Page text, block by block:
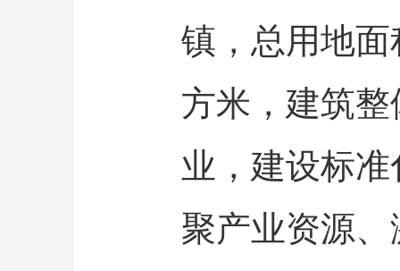
镇，总用地面
方米，建筑
业，建设标
聚产业资源